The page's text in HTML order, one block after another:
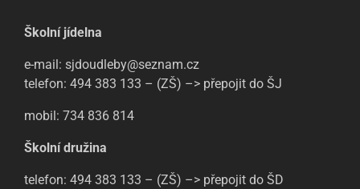
Školní jídelna
e-mail: sjdoudleby@seznam.cz
telefon: 494 383 133 – (ZŠ) –> přepojit do ŠJ
mobil: 734 836 814
Školní družina
telefon: 494 383 133 – (ZŠ) –> přepojit do ŠD